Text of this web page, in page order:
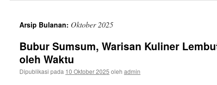
Arsip Bulanan: Oktober 2025
Bubur Sumsum, Warisan Kuliner
oleh Waktu
Dipublikasi pada 10 Oktober 2025 oleh admin